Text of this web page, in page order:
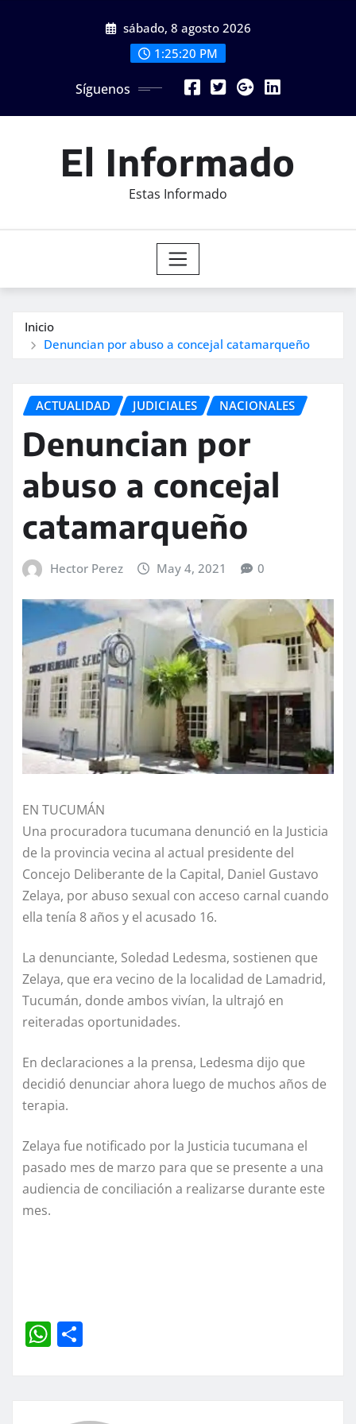
sábado, 8 agosto 2026
1:25:21 PM
Síguenos
El Informado
Estas Informado
Inicio
Denuncian por abuso a concejal catamarqueño
ACTUALIDAD JUDICIALES NACIONALES
Denuncian por
abuso a concejal
catamarqueño
Hector Perez May 4, 2021 0
EN TUCUMÁN
Una procuradora tucumana denunció en la Justicia
de la provincia vecina al actual presidente del
Concejo Deliberante de la Capital, Daniel Gustavo
Zelaya, por abuso sexual con acceso carnal cuando
ella tenía 8 años y el acusado 16.
La denunciante, Soledad Ledesma, sostienen que
Zelaya, que era vecino de la localidad de Lamadrid,
Tucumán, donde ambos vivían, la ultrajó en
reiteradas oportunidades.
En declaraciones a la prensa, Ledesma dijo que
decidió denunciar ahora luego de muchos años de
terapia.
Zelaya fue notificado por la Justicia tucumana el
pasado mes de marzo para que se presente a una
audiencia de conciliación a realizarse durante este
mes.
W